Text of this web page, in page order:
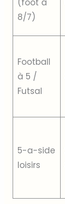
(foot à
8/7)
Football
à 5 /
Futsal
5-a-side
loisirs